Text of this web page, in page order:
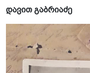
დავით გაბრიაძე